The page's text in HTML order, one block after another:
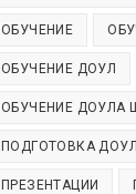
ОБУЧЕНИЕ
ОБУЧЕНИЕ ДОУЛ
ОБУЧЕНИЕ ДОУЛА
ПОДГОТОВКА ДОУЛ
ПРЕЗЕНТАЦИИ